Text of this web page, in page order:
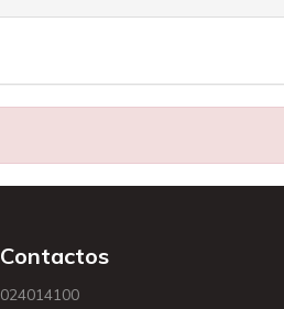
Contactos
024014100